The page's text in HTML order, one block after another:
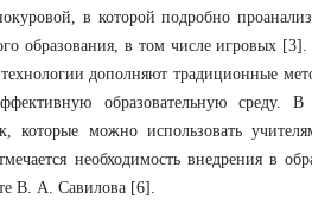
в которой подробно
образования, в том числе игровых
дополняют традиционные
образовательную среду. В
которые можно использовать
необходимость внедрения в
В. А. Савилова [6].